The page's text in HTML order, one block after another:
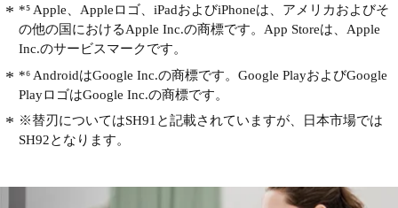
*⁵ Apple、Appleロゴ、iPadおよびiPhoneは、アメリカおよびそ
の他の国におけるApple Inc.の商標です。App Storeは、Apple
Inc.のサービスマークです。
*⁶ AndroidはGoogle Inc.の商標です。Google PlayおよびGoogle
PlayロゴはGoogle Inc.の商標です。
※替刃についてはSH91と記載されていますが、日本市場では
SH92となります。